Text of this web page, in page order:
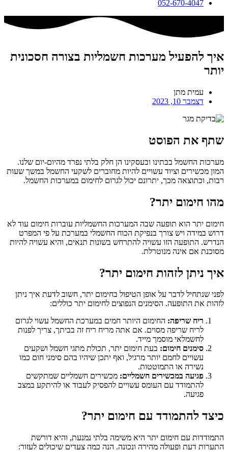
052-670-4047
איך להפעיל מערכות חשמליות בצורה חסכונית
יותר
עמית מתן
דצמבר 10, 2023
שתף את הפוסט
מערכות החשמל בבתינו ובעסקינו הן חלק בלתי נפרד מהיום-יום שלנו.
המון מכשירים וציוד עשויים להיות מחוברים לשקעי החשמל במשך שעות
רבות, וכתוצאה מכך, יתרונם יכול לגרום לחימום במערכות החשמל.
מהו חימום יתר?
חימום יתר הוא תופעה שבה המערכות החשמליות עוברות חימום עוד לא
דרוש במידה ויש צורך בנפיקת הכוח החשמלי במערכת על פי המפרט
הנדרש. התופעה הזו עשויה להתרחש בשונות תנאים, והיא עשויה להיות
מסוכנת אם אינה מנוטרלת.
איך ניתן לזהות חימום יתר?
לפני שנתחיל לדבר על אופן הטיפול בחימום יתר, חשוב לדעת איך ניתן
לזהות את התופעה. הסימנים הנפוצים לחימום יתר כוללים:
ריח שריפה: החימום היותר חמים במערכת החשמל עשוי לגרום
לריח שריפה מסוים. אם אתה מריח ריח זה בביתך, צריך לפנות
לחשמלאי מוסמך מייד.
סימנים חימום: בעת חימום יתר, תכולת מתגי חשמל ושקעים
עשויים לחמם יותר מרגיל, ואף יתכן שיהיו בהם סימני חום כמו
נשירה או התמוטטות.
פגיעה במכשירים חשמליים: מכשירים חשמליים שמתקשים
להתמודד עם העומס עשויים להפסיק לעבוד או להיתקע במצב
פגיעה.
כיצד להתמודד עם חימום יתר?
התמודדות עם חימום יתר היא משימה בלתי נמנעת, והיא דורשת
התערות דעת ופעולה מהירה ונכונה. הנה כמה צעדים שיכולים לעזור: